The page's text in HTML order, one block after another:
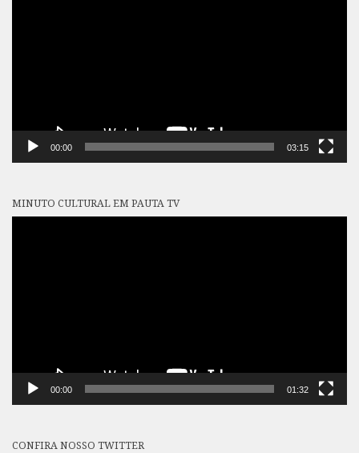
00:00 03:15
MINUTO CULTURAL EM PAUTA TV
00:00 01:32
CONFIRA NOSSO TWITTER